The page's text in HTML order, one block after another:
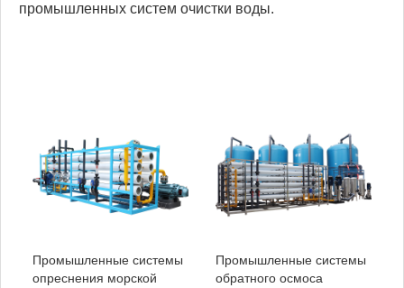
промышленных систем очистки воды.
Промышленные системы
опреснения морской
Промышленные системы
обратного осмоса